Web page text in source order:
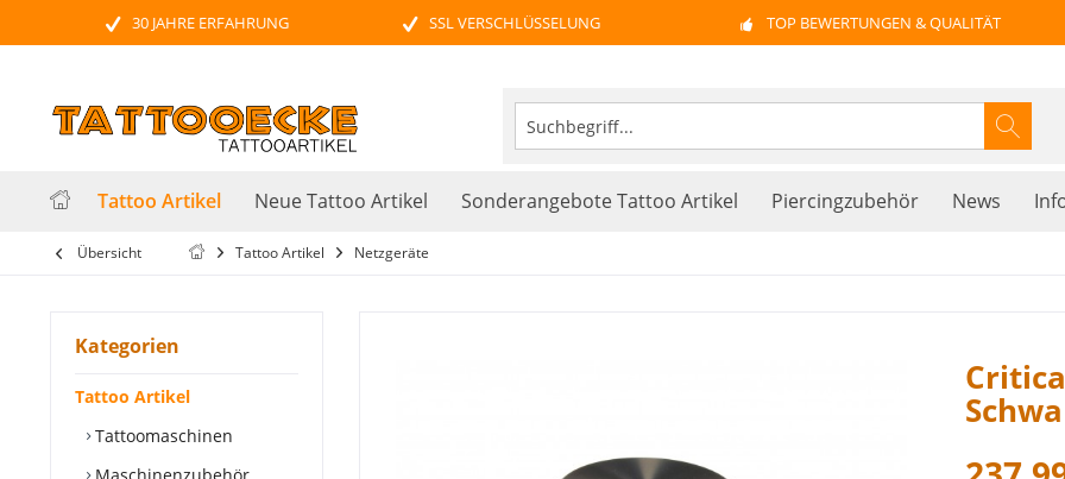
30 JAHRE ERFAHRUNG SSL VERSCHLÜSSELUNG TOP BEWERTUNGEN & QUALITÄT
Tattoo Artikel Neue Tattoo Artikel Sonderangebote Tattoo Artikel Piercingzubehör News
Übersicht Tattoo Artikel Netzgeräte
Kategorien
Tattoo Artikel
Tattoomaschinen